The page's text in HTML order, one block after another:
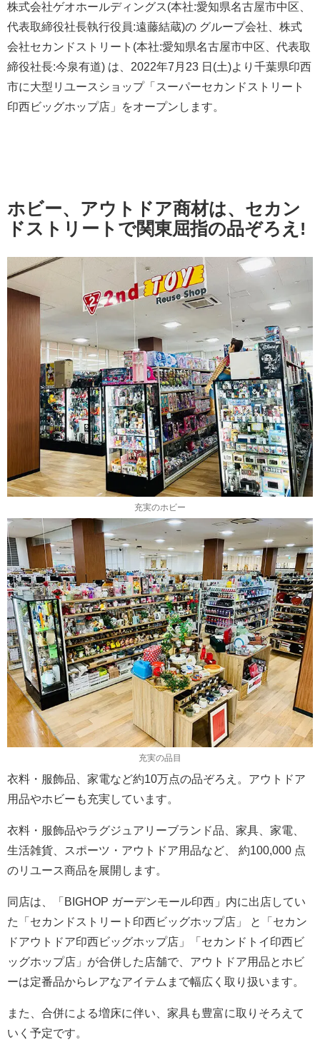
株式会社ゲオホールディングス(本社:愛知県名古屋市中区、
代表取締役社長執行役員:遠藤結蔵)の グループ会社、株式
会社セカンドストリート(本社:愛知県名古屋市中区、代表取
締役社長:今泉有道) は、2022年7月23 日(土)より千葉県印西
市に大型リユースショップ「スーパーセカンドストリート
印西ビッグホップ店」をオープンします。
ホビー、アウトドア商材は、セカン
ドストリートで関東屈指の品ぞろえ!
充実のホビー
充実の品目
衣料・服飾品、家電など約10万点の品ぞろえ。アウトドア
用品やホビーも充実しています。
衣料・服飾品やラグジュアリーブランド品、家具、家電、
生活雑貨、スポーツ・アウトドア用品など、 約100,000 点
のリユース商品を展開します。
同店は、「BIGHOP ガーデンモール印西」内に出店してい
た「セカンドストリート印西ビッグホップ店」 と「セカン
ドアウトドア印西ビッグホップ店」「セカンドトイ印西ビ
ッグホップ店」が合併した店舗で、アウトドア用品とホビ
ーは定番品からレアなアイテムまで幅広く取り扱います。
また、合併による増床に伴い、家具も豊富に取りそろえて
いく予定です。